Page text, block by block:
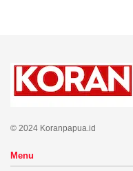
© 2024 Koranpapua.id
Menu